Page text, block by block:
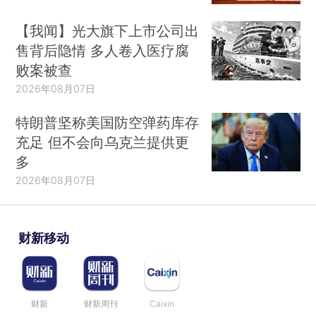
【我闻】光大旗下上市公司出
售背后隐情 多人卷入医疗腐
败案被查
2026年08月07日
特朗普坚称美国防空弹药库存
充足 但不会向乌克兰提供更
多
2026年08月07日
财新移动
财新 财新周刊 Caixin